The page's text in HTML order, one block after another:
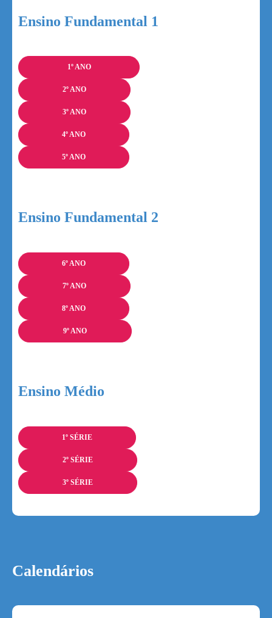
Ensino Fundamental 1
1º ANO
2º ANO
3º ANO
4º ANO
5º ANO
Ensino Fundamental 2
6º ANO
7º ANO
8º ANO
9º ANO
Ensino Médio
1º SÉRIE
2º SÉRIE
3º SÉRIE
Calendários